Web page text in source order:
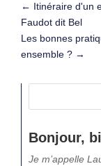
← Itinéraire d'un
Faudot dit Bel
Les bonnes
ensemble ? →
Bonjour,
Je m’appelle